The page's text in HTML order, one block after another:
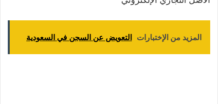
المزيد من الإختبارات التعويض عن السجن في السعودية